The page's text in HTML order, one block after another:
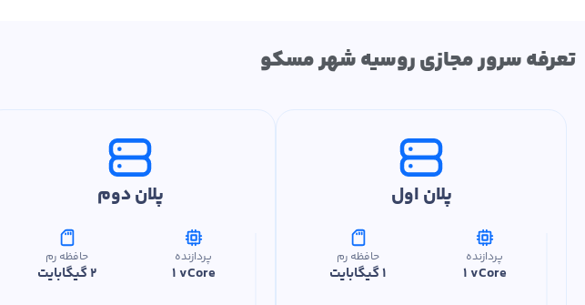
تعرفه سرور مجازی روسیه شهر مسکو
پلان اول
پردازنده
1 vCore
حافظه رم
1 گیگابایت
پلان دوم
پردازنده
1 vCore
حافظه رم
2 گیگابایت